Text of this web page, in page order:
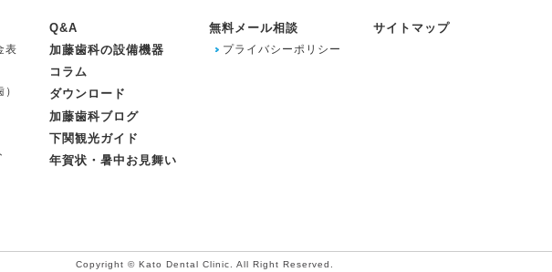
表
Q&A
加藤歯科の設備機器
コラム
ダウンロード
加藤歯科ブログ
下関観光ガイド
年賀状・暑中お見舞い
無料メール相談
プライバシーポリシー
サイトマップ
Copyright © Kato Dental Clinic. All Right Reserved.